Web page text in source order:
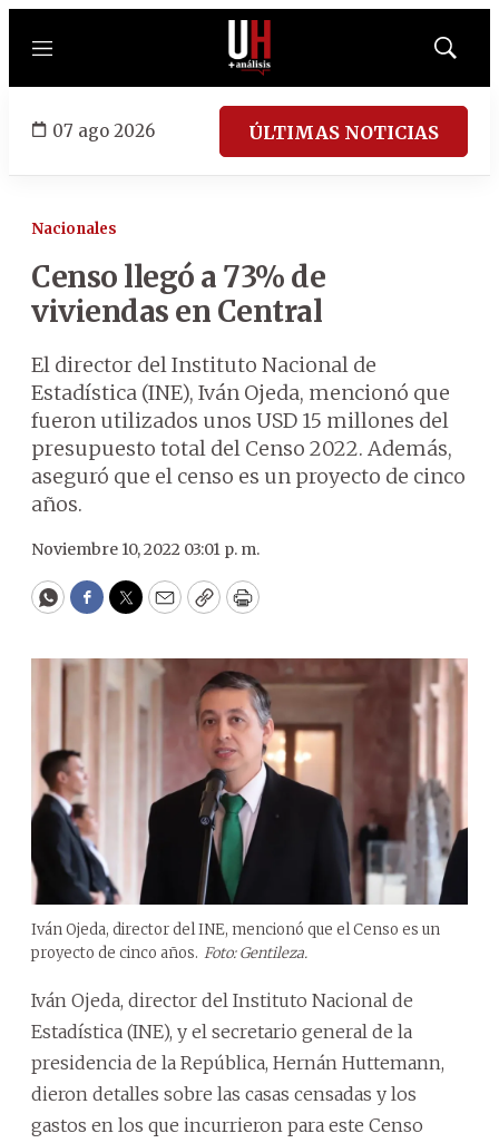
Menú
Mostrar
07 ago 2026 ÚLTIMAS NOTICIAS
Nacionales
Censo llegó a 73% de
viviendas en Central
El director del Instituto Nacional de
Estadística (INE), Iván Ojeda, mencionó que
fueron utilizados unos USD 15 millones del
presupuesto total del Censo 2022. Además,
aseguró que el censo es un proyecto de cinco
años.
Noviembre 10, 2022 03:01 p. m.
WhatsApp
Facebook
Twitter
EmailCopyPrint
Iván Ojeda, director del INE, mencionó que el Censo es un
proyecto de cinco años. Foto: Gentileza.
Iván Ojeda, director del Instituto Nacional de
Estadística (INE), y el secretario general de la
presidencia de la República, Hernán Huttemann,
dieron detalles sobre las casas censadas y los
gastos en los que incurrieron para este Censo